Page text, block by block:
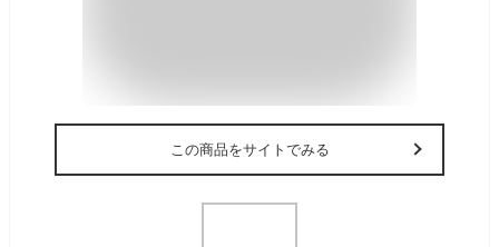
この商品をサイトでみる